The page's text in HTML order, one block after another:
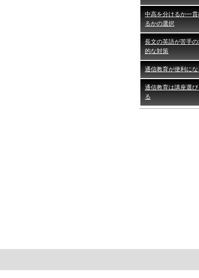
中高を分けるか一
るかの選択
長文の英語が苦手
的な対策
通信教育が便利に
通信教育は講座選
る